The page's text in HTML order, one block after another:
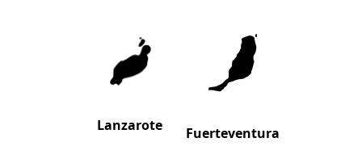
Lanzarote Fuerteventura